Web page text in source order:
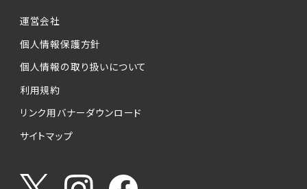
運営会社
個人情報保護方針
個人情報の取り扱いについて
利用規約
リンク用バナーダウンロード
サイトマップ